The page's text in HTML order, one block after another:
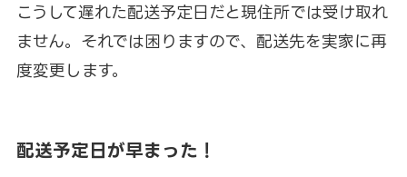
こうして遅れた配送予定日だと現住所では受け取れ
ません。それでは困りますので、配送先を実家に再
度変更します。
配送予定日が早まった！